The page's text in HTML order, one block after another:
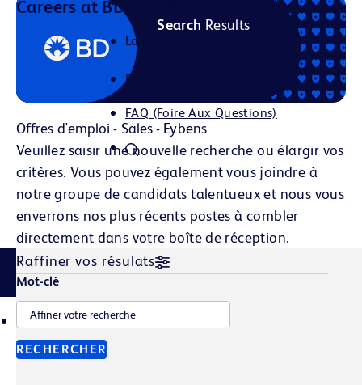
Careers at BD
La vie Chez BD
Domaines de Carrière
FAQ (Foire Aux Questions)
Search Results
Offres d'emploi - Sales - Eybens
Veuillez saisir une nouvelle recherche ou élargir vos
critères. Vous pouvez également vous joindre à
notre groupe de candidats talentueux et nous vous
enverrons nos plus récents postes à combler
directement dans votre boîte de réception.
Raffiner vos résulats
Mot-clé
RECHERCHER
Filtrer les histoires
TALENT POOL